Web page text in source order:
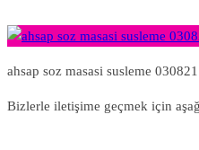
ahsap soz masasi susleme
Bizlerle iletişime geçmek için